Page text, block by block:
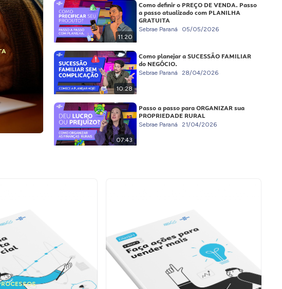
11:20
Como definir o PREÇO DE VENDA. Passo
a passo atualizado com PLANILHA
GRATUITA
Sebrae Paraná 05/05/2026
10:28
Como planejar a SUCESSÃO FAMILIAR
do NEGÓCIO.
Sebrae Paraná 28/04/2026
07:43
Passo a passo para ORGANIZAR sua
PROPRIEDADE RURAL
Sebrae Paraná 21/04/2026